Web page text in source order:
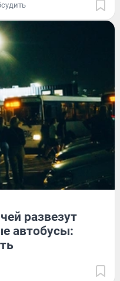
развезут
автобусы: